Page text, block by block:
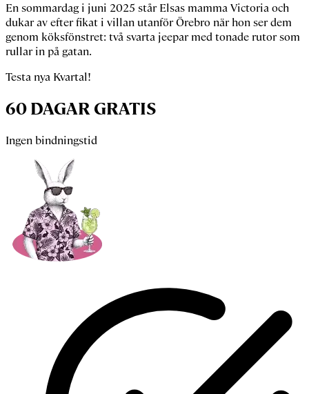
En sommardag i juni 2025 stårElsasmammaVictoriaoch
dukar av efter fikat i villan utanför Örebro när hon ser dem
genom köksfönstret: två svarta jeepar med tonade rutor som
rullar in på gatan.
Testa nya Kvartal!
60 DAGAR GRATIS
Ingen bindningstid